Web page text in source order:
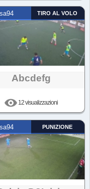
TIRO AL VOLO
Abcdefg
12 visualizzazioni
PUNIZIONE